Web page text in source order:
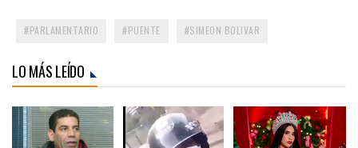
PARLAMENTARIO PUENTE SIMEON BOLIVAR
LO MÁS LEÍDO